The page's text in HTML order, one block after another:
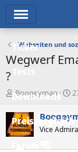
Ticker
Downloads
Preisvergleich
Forum
Webseiten und
Wegwerf
?
E
r
s
t
e
Boogeyman
E
s
e
Vice